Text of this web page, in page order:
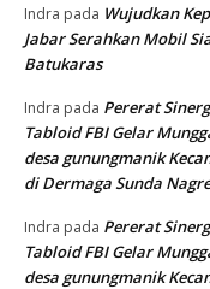
Indra pada Wujudkan
Jabar Serahkan Mobil
Batukaras
Indra pada Pererat
Tabloid FBI Gelar
desa gunungmanik
di Dermaga Sunda
Indra pada Pererat
Tabloid FBI Gelar
desa gunungmanik